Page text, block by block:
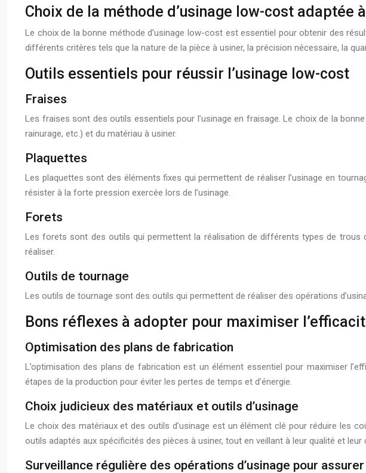
Choix de la méthode d’usinage low-cost adaptée
Le choix de la bonne méthode d’usinage low-cost est essentiel pour obtenir des
différents critères tels que la nature de la pièce à usiner, la précision nécessaire, la
Outils essentiels pour réussir l’usinage low-cost
Fraises
Les fraises sont des outils essentiels pour l’usinage en fraisage. Le choix de la
rainurage, etc.) et du matériau à usiner.
Plaquettes
Les plaquettes sont des éléments fixes qui permettent de réaliser l’usinage en
résister à la forte pression exercée lors de l’usinage.
Forets
Les forets sont des outils qui permettent la réalisation de différents types de
réaliser.
Outils de tournage
Les outils de tournage sont des outils qui permettent de réaliser des opérations
Bons réflexes à adopter pour maximiser
Optimisation des plans de fabrication
L’optimisation des plans de fabrication est un élément essentiel pour maximiser
étapes de la production pour éviter les pertes de temps et d’énergie.
Choix judicieux des matériaux et outils d’usinage
Le choix des matériaux et des outils d’usinage est un élément clé pour réduire les
outils adaptés aux spécificités des pièces à usiner, tout en veillant à leur qualité et leur
Surveillance régulière des opérations d’usinage pour